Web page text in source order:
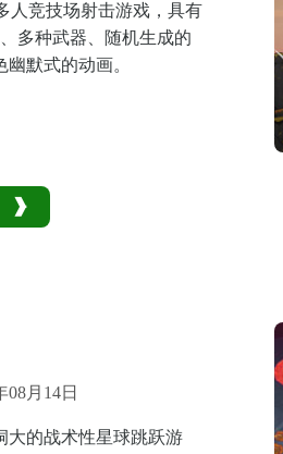
人竞技场射击游戏，具有
多种武器、随机生成的
默式的动画。
08月14日
大的战术性星球跳跃游